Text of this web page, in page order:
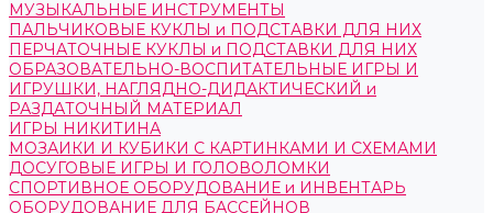
МУЗЫКАЛЬНЫЕ ИНСТРУМЕНТЫ
ПАЛЬЧИКОВЫЕ КУКЛЫ и ПОДСТАВКИ ДЛЯ НИХ
ПЕРЧАТОЧНЫЕ КУКЛЫ и ПОДСТАВКИ ДЛЯ НИХ
ОБРАЗОВАТЕЛЬНО-ВОСПИТАТЕЛЬНЫЕ ИГРЫ И
ИГРУШКИ, НАГЛЯДНО-ДИДАКТИЧЕСКИЙ и
РАЗДАТОЧНЫЙ МАТЕРИАЛ
ИГРЫ НИКИТИНА
МОЗАИКИ И КУБИКИ С КАРТИНКАМИ И СХЕМАМИ
ДОСУГОВЫЕ ИГРЫ И ГОЛОВОЛОМКИ
СПОРТИВНОЕ ОБОРУДОВАНИЕ и ИНВЕНТАРЬ
ОБОРУДОВАНИЕ ДЛЯ БАССЕЙНОВ